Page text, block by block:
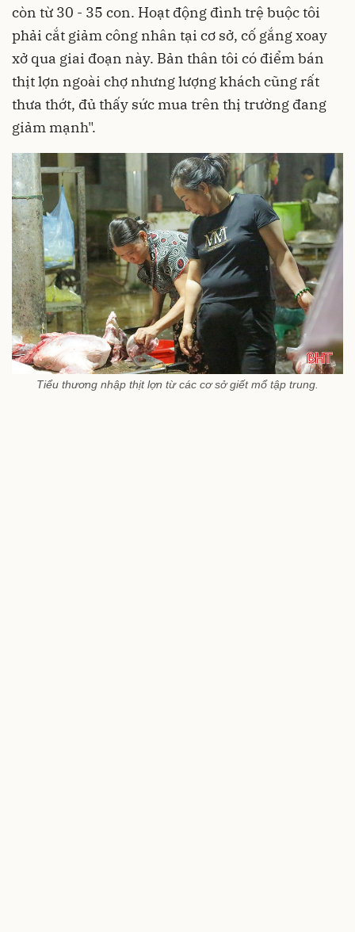
còn từ 30 - 35 con. Hoạt động đình trệ buộc tôi
phải cắt giảm công nhân tại cơ sở, cố gắng xoay
xở qua giai đoạn này. Bản thân tôi có điểm bán
thịt lợn ngoài chợ nhưng lượng khách cũng rất
thưa thớt, đủ thấy sức mua trên thị trường đang
giảm mạnh".
Tiểu thương nhập thịt lợn từ các cơ sở giết mổ tập trung.